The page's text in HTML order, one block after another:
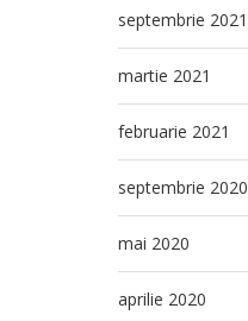
septembrie 2021
martie 2021
februarie 2021
septembrie 2020
mai 2020
aprilie 2020